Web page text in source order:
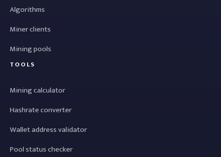
Algorithms
Miner clients
Mining pools
TOOLS
Mining calculator
Hashrate converter
Wallet address validator
Pool status checker